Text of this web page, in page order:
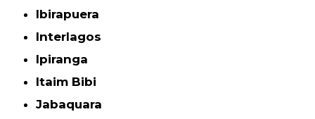
Ibirapuera
Interlagos
Ipiranga
Itaim Bibi
Jabaquara